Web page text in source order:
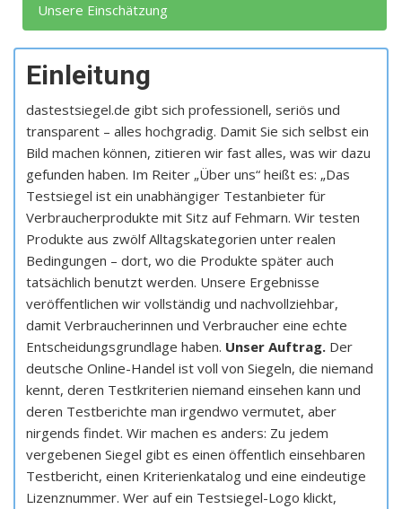
Unsere Einschätzung
Einleitung
dastestsiegel.de gibt sich professionell, seriös und
transparent – alles hochgradig. Damit Sie sich selbst ein
Bild machen können, zitieren wir fast alles, was wir dazu
gefunden haben. Im Reiter „Über uns“ heißt es: „Das
Testsiegel ist ein unabhängiger Testanbieter für
Verbraucherprodukte mit Sitz auf Fehmarn. Wir testen
Produkte aus zwölf Alltagskategorien unter realen
Bedingungen – dort, wo die Produkte später auch
tatsächlich benutzt werden. Unsere Ergebnisse
veröffentlichen wir vollständig und nachvollziehbar,
damit Verbraucherinnen und Verbraucher eine echte
Entscheidungsgrundlage haben. Unser Auftrag. Der
deutsche Online-Handel ist voll von Siegeln, die niemand
kennt, deren Testkriterien niemand einsehen kann und
deren Testberichte man irgendwo vermutet, aber
nirgends findet. Wir machen es anders: Zu jedem
vergebenen Siegel gibt es einen öffentlich einsehbaren
Testbericht, einen Kriterienkatalog und eine eindeutige
Lizenznummer. Wer auf ein Testsiegel-Logo klickt,